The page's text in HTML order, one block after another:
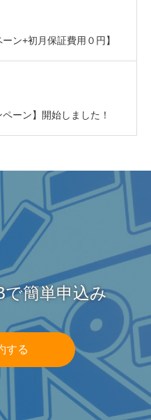
ン+初月保証費用０円】
ーン】開始しました！
で簡単申込み
する